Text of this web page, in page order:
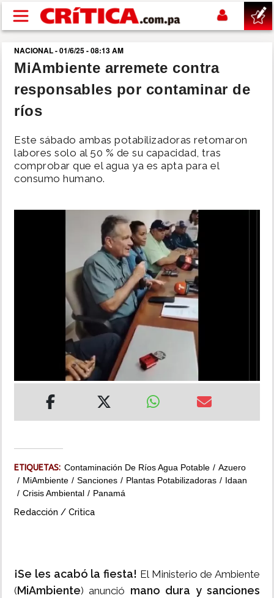
Pasar al contenido principal
buscar
SUCESOS
POLÍTICA
NACIONAL - 01/6/25 - 08:13 AM
MiAmbiente arremete contra
responsables por contaminar de
ríos
Este sábado ambas potabilizadoras retomaron
labores solo al 50 % de su capacidad, tras
comprobar que el agua ya es apta para el
consumo humano.
ETIQUETAS: Contaminación De Ríos Agua Potable
Azuero
MiAmbiente
Sanciones Plantas Potabilizadoras
Idaan
Crisis Ambiental
Panamá
Redacción / Critica
¡Se les acabó la fiesta! El Ministerio de Ambiente
(MiAmbiente) anunció mano dura y sanciones